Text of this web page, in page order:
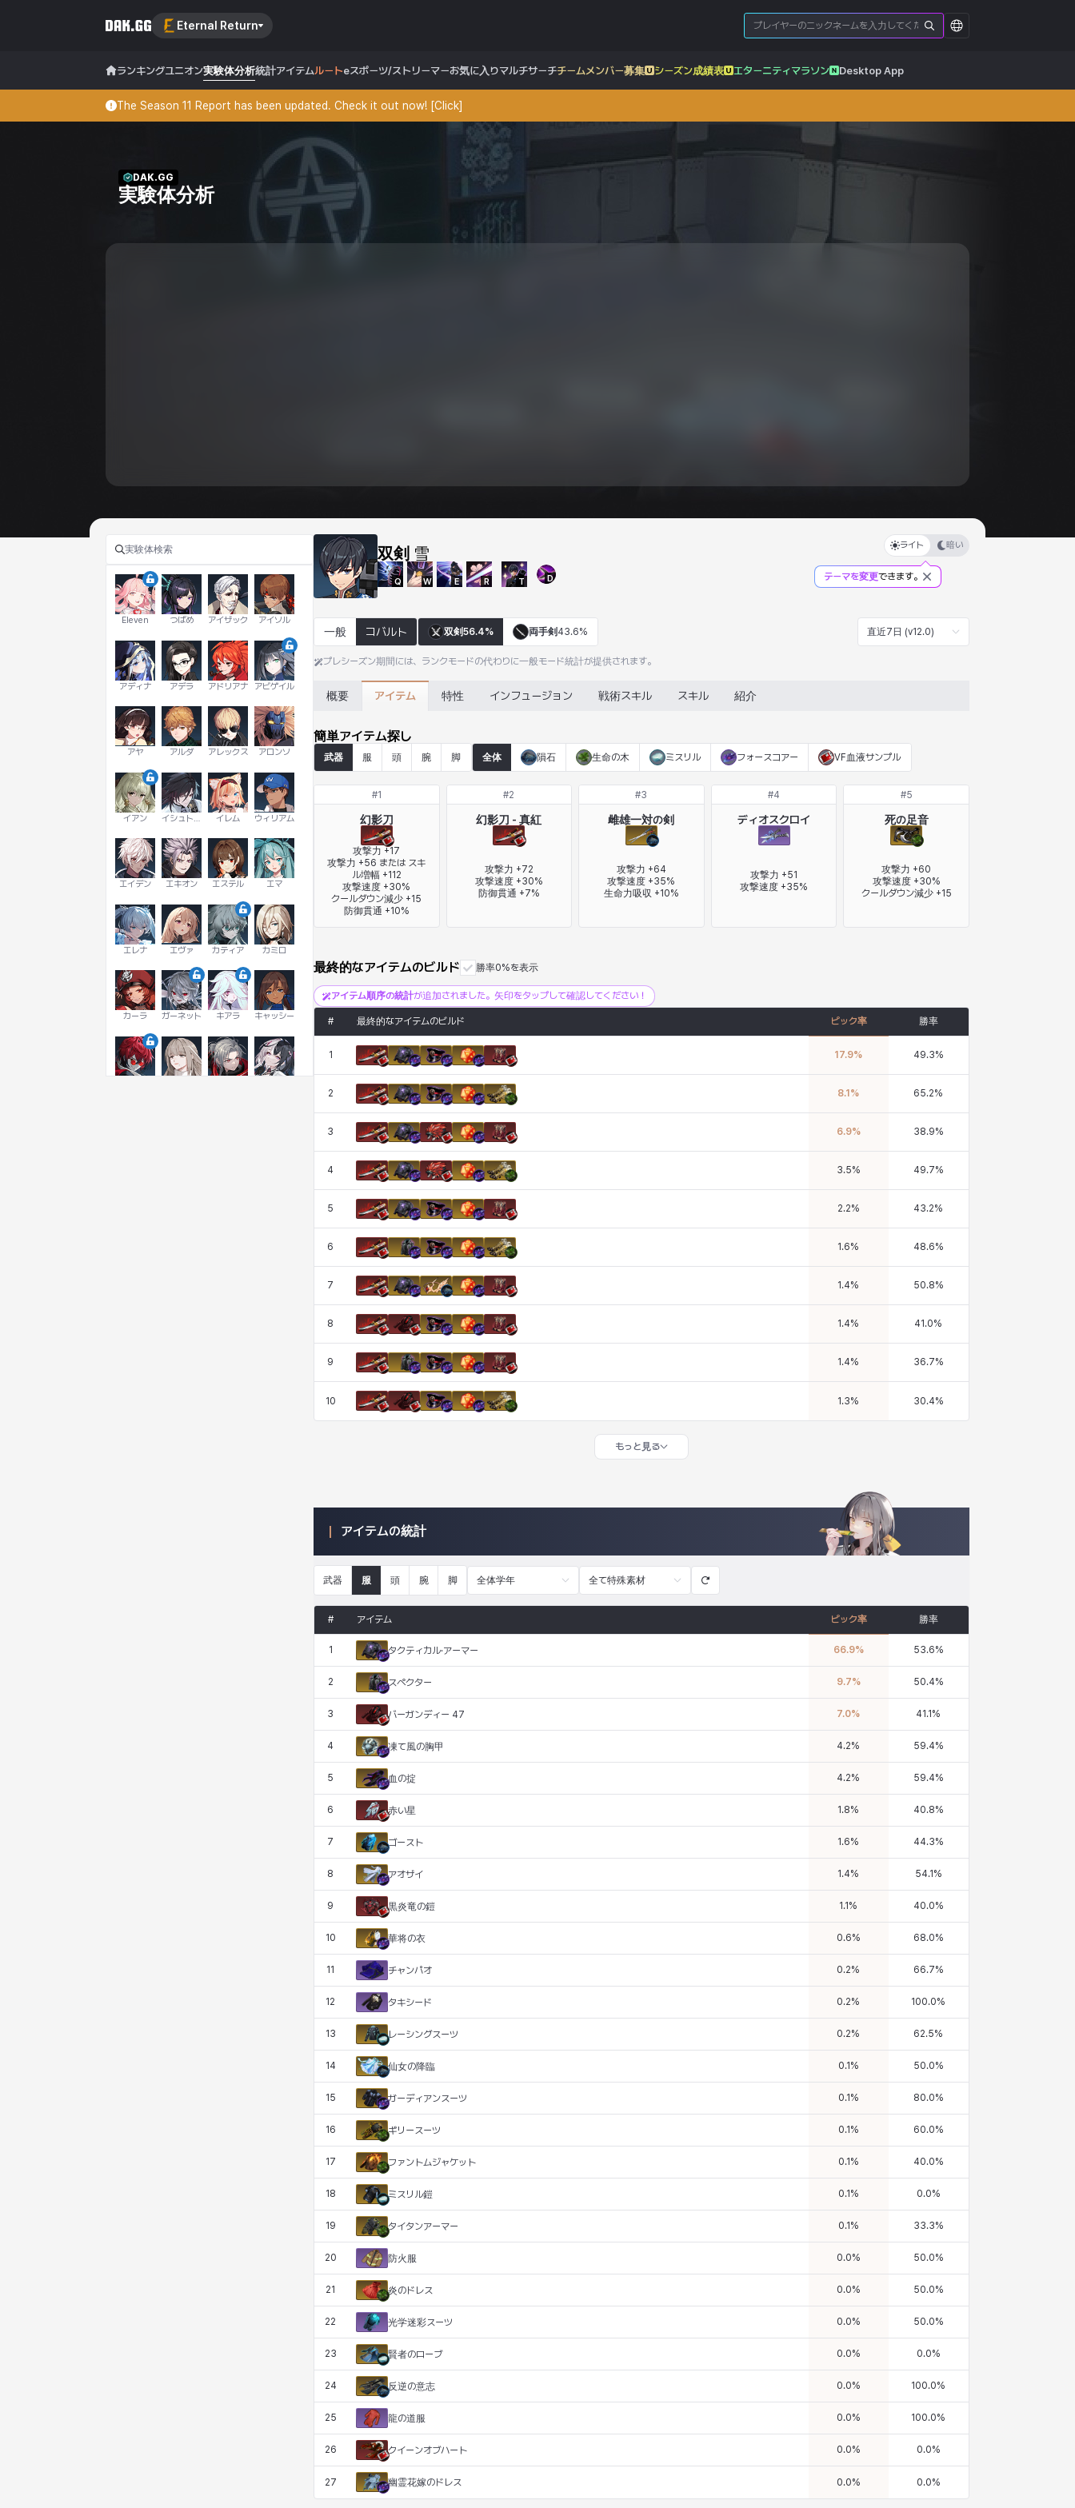
Eternal Return
ランキングユニオン実験体分析統計アイテムルートeスポーツ/ストリーマーお気に入りマルチサーチチームメンバー募集 シーズン成績表 エターニティマラソン Desktop App
The Season 11 Report has been updated. Check it out now! [Click]
DAK.GG
実験体分析
Eleven つばめ アイザック アイソル
アディナ アデラ アドリアナ アビゲイル
アヤ アルダ アレックス アロンソ
イアン イレム ウィリアム
エイデン エキオン エステル エマ
エレナ エヴァ カティア カミロ
カーラ ガーネット キアラ キャッシー
双剣 雪
Q W E R T D
ライト 暗い
テーマを変更できます。
一般 コバルト 双剣56.4% 両手剣 43.6% 直近7日 (v12.0)
プレシーズン期間には、ランクモードの代わりに一般モード統計が提供されます。
概要 アイテム 特性 インフュージョン 戦術スキル スキル 紹介
簡単アイテム探し
武器 服 頭 腕 脚 全体 隕石 生命の木 ミスリル フォースコアー VF血液サンプル
#1
幻影刀
攻撃力 +17
攻撃力 +56 または スキ
ル増幅 +112
攻撃速度 +30%
クールダウン減少 +15
防御貫通 +10%
#2
幻影刀 - 真紅
攻撃力 +72
攻撃速度 +30%
防御貫通 +7%
#3
雌雄一対の剣
攻撃力 +64
攻撃速度 +35%
生命力吸収 +10%
#4
ディオスクロイ
攻撃力 +51
攻撃速度 +35%
#5
死の足音
攻撃力 +60
攻撃速度 +30%
クールダウン減少 +15
最終的なアイテムのビルド 勝率0%を表示
アイテム順序の統計が追加されました。矢印をタップして確認してください！
# 最終的なアイテムのビルド ピック率 勝率
1 17.9% 49.3%
2 8.1 % 65.2%
3 6.9% 38.9%
4 3.5% 49.7%
5 2.2% 43.2%
6 1.6% 48.6%
7 1.4% 50.8%
8 1.4% 41.0%
9 1.4% 36.7%
10 1.3% 30.4%
もっと見る
アイテムの統計
武器 服 頭 腕 脚 全体学年 全て特殊素材
# アイテム ピック率 勝率
1 タクティカル·アーマー 66.9% 53.6%
2 スペクター 9.7% 50.4%
3 バーガンディー 47 7.0% 41.1 %
4 凍て風の胸甲 4.2% 59.4%
5 血の掟 4.2% 59.4%
6 赤い星 1.8% 40.8%
7 ゴースト 1.6% 44.3%
8 アオザイ 1.4% 54.1 %
9 黒炎竜の鎧 1.1 % 40.0%
10 華将の衣 0.6% 68.0%
11 チャンパオ 0.2% 66.7%
12 タキシード 0.2% 100.0%
13 レーシングスーツ 0.2% 62.5%
14 仙女の降臨 0.1 % 50.0%
15 ガーディアンスーツ 0.1 % 80.0%
16 ギリースーツ 0.1 % 60.0%
17 ファントムジャケット 0.1 % 40.0%
18 ミスリル鎧 0.1 % 0.0%
19 タイタンアーマー 0.1 % 33.3%
20 防火服 0.0% 50.0%
21 炎のドレス 0.0% 50.0%
22 光学迷彩スーツ 0.0% 50.0%
23 賢者のローブ 0.0% 0.0%
24 反逆の意志 0.0% 100.0%
25 龍の道服 0.0% 100.0%
26 クイーンオブハート 0.0% 0.0%
27 幽霊花嫁のドレス 0.0% 0.0%